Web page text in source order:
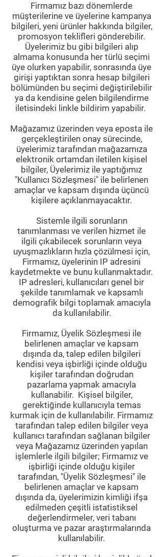
Firmamız bazı dönemlerde
müşterilerine ve üyelerine kampanya
bilgileri, yeni ürünler hakkında bilgiler,
promosyon teklifleri gönderebilir.
Üyelerimiz bu gibi bilgileri alıp
almama konusunda her türlü seçimi
üye olurken yapabilir, sonrasında üye
girişi yaptıktan sonra hesap bilgileri
bölümünden bu seçimi değiştirilebilir
ya da kendisine gelen bilgilendirme
iletisindeki linkle bildirim yapabilir.
Mağazamız üzerinden veya eposta ile
gerçekleştirilen onay sürecinde,
üyelerimiz tarafından mağazamıza
elektronik ortamdan iletilen kişisel
bilgiler, Üyelerimiz ile yaptığımız
"Kullanıcı Sözleşmesi" ile belirlenen
amaçlar ve kapsam dışında üçüncü
kişilere açıklanmayacaktır.
Sistemle ilgili sorunların
tanımlanması ve verilen hizmet ile
ilgili çıkabilecek sorunların veya
uyuşmazlıkların hızla çözülmesi için,
Firmamız, üyelerinin IP adresini
kaydetmekte ve bunu kullanmaktadır.
IP adresleri, kullanıcıları genel bir
şekilde tanımlamak ve kapsamlı
demografik bilgi toplamak amacıyla
da kullanılabilir.
Firmamız, Üyelik Sözleşmesi ile
belirlenen amaçlar ve kapsam
dışında da, talep edilen bilgileri
kendisi veya işbirliği içinde olduğu
kişiler tarafından doğrudan
pazarlama yapmak amacıyla
kullanabilir. Kişisel bilgiler,
gerektiğinde kullanıcıyla temas
kurmak için de kullanılabilir. Firmamız
tarafından talep edilen bilgiler veya
kullanıcı tarafından sağlanan bilgiler
veya Mağazamız üzerinden yapılan
işlemlerle ilgili bilgiler; Firmamız ve
işbirliği içinde olduğu kişiler
tarafından, "Üyelik Sözleşmesi" ile
belirlenen amaçlar ve kapsam
dışında da, üyelerimizin kimliği ifşa
edilmeden çeşitli istatistiksel
değerlendirmeler, veri tabanı
oluşturma ve pazar araştırmalarında
kullanılabilir.